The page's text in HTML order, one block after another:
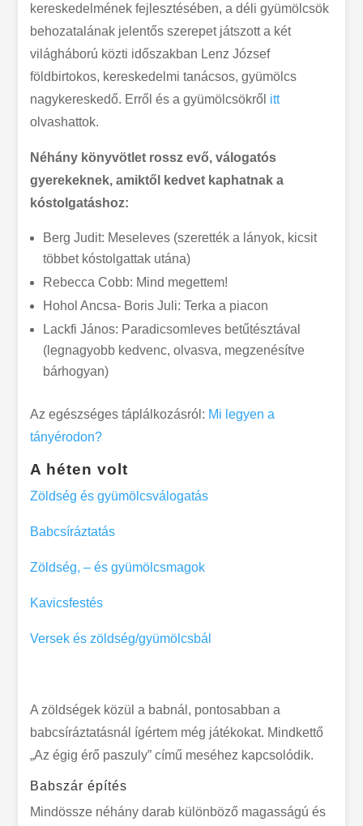
kereskedelmének fejlesztésében, a déli gyümölcsök
behozatalának jelentős szerepet játszott a két
világháború közti időszakban Lenz József
földbirtokos, kereskedelmi tanácsos, gyümölcs
nagykereskedő. Erről és a gyümölcsökről itt
olvashattok.
Néhány könyvötlet rossz evő, válogatós
gyerekeknek, amiktől kedvet kaphatnak a
kóstolgatáshoz:
Berg Judit: Meseleves (szerették a lányok, kicsit
többet kóstolgattak utána)
Rebecca Cobb: Mind megettem!
Hohol Ancsa- Boris Juli: Terka a piacon
Lackfi János: Paradicsomleves betűtésztával
(legnagyobb kedvenc, olvasva, megzenésítve
bárhogyan)
Az egészséges táplálkozásról: Mi legyen a
tányérodon?
A héten volt
Zöldség és gyümölcsválogatás
Babcsíráztatás
Zöldség, – és gyümölcsmagok
Kavicsfestés
Versek és zöldség/gyümölcsbál
A zöldségek közül a babnál, pontosabban a
babcsíráztatásnál ígértem még játékokat. Mindkettő
„Az égig érő paszuly” című meséhez kapcsolódik.
Babszár építés
Mindössze néhány darab különböző magasságú és